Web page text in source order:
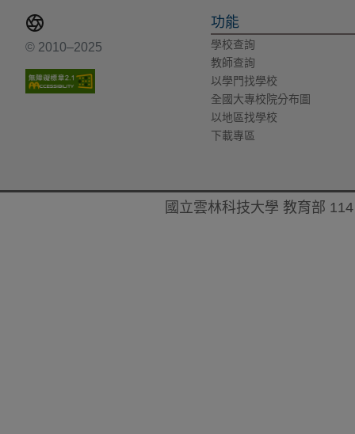
© 2010–2025
功能
學校查詢
教師查詢
以學門找學校
全國大專校院分布圖
以地區找學校
下載專區
國立雲林科技大學 教育部